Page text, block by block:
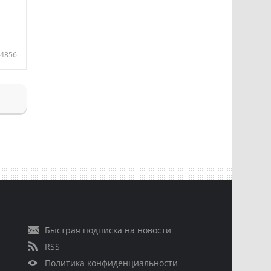
4856
Быстрая подписка на новости
RSS
Политика конфиденциальности